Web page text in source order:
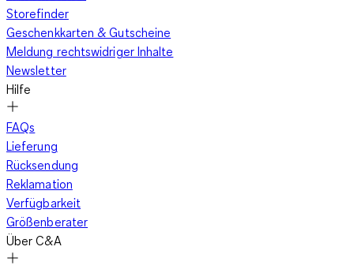
Storefinder
Geschenkkarten & Gutscheine
Meldung rechtswidriger Inhalte
Newsletter
Hilfe
FAQs
Lieferung
Rücksendung
Reklamation
Verfügbarkeit
Größenberater
Über C&A